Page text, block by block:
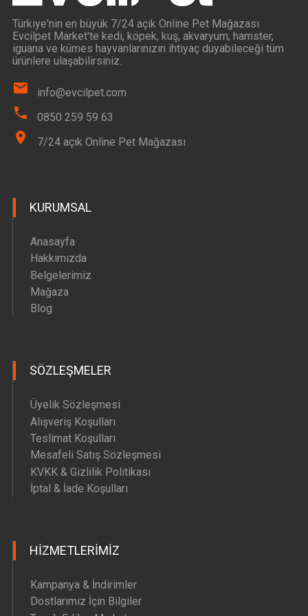
Türkiye'nin en büyük 7/24 açık Online Pet Mağazası
Evcilpet Market'te kedi, köpek, kuş, akvaryum, hamster,
iguana ve kümes hayvanlarınızın ihtiyaç duyabileceği tüm
ürünlere ulaşabilirsiniz.
info@evcilpet.com
0850 259 59 63
7/24 açık Online Pet Mağazası
KURUMSAL
Anasayfa
Hakkımızda
Belgelerimiz
Mağaza
Blog
SÖZLEŞMELER
Üyelik Sözleşmesi
Alışveriş Koşulları
Teslimat Koşulları
Mesafeli Satış Sözleşmesi
KVKK & Gizlilik Politikası
İptal & İade Koşulları
HIZMETLERIMIZ
Kampanya & İndirimler
Dostlarımız İçin Bilgiler